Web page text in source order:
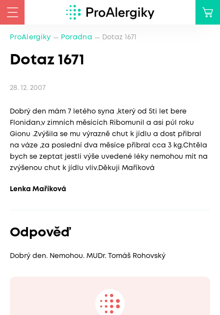
ProAlergiky Poradna Dotaz 1671
Dotaz 1671
28. 12. 2007
Dobrý den mám 7 letého syna ,který od 5ti let bere
Flonidan,v zimních měsících Ribomunil a asi púl roku
Gionu .Zvýšila se mu výrazně chut k jídlu a dost přibral
na váze ,za poslední dva měsíce přibral cca 3 kg.Chtěla
bych se zeptat jestli výše uvedené léky nemohou mít na
zvýšenou chut k jídlu vliv.Děkuji Maříková
Lenka Maříková
Odpověď
Dobrý den. Nemohou. MUDr. Tomáš Rohovský